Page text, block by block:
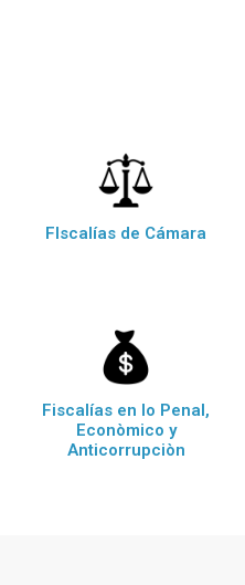
FIscalías de Cámara
Fiscalías en lo Penal,
Econòmico y
Anticorrupciòn